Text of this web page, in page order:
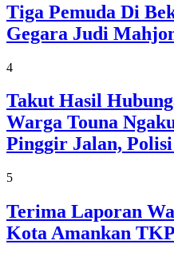
Tiga Pemuda Di
Gegara Judi
4
Takut Hasil
Warga Touna
Pinggir Jalan,
5
Terima Laporan
Kota Amankan